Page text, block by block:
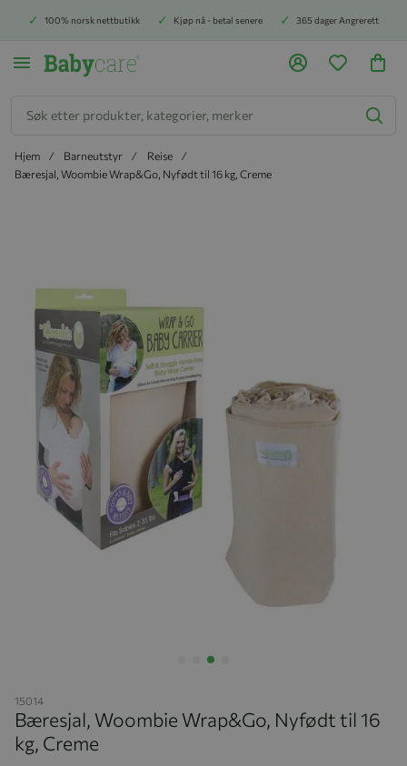
100% norsk nettbutikk Kjøp nå - betal senere 365 dager Angrerett
Hjem Barneutstyr
Reise
Bæresjal, Woombie Wrap&Go, Nyfødt til 16 kg, Creme
15014
Bæresjal, Woombie Wrap&Go, Nyfødt til 16
kg, Creme